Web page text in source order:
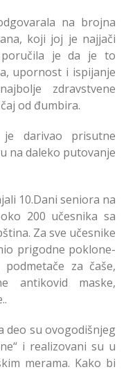
na brojna
koji joj je najjači
je da je to
upornost i ispijanje
zdravstvene
od đumbira.
darivao prisutne
na daleko putovanje
10.Dani seniora na
200 učesnika sa
Za sve učesnike
prigodne poklone-
za čaše,
antikovid maske,
deo su ovogodišnjeg
i realizovani su u
merama. Kako bi